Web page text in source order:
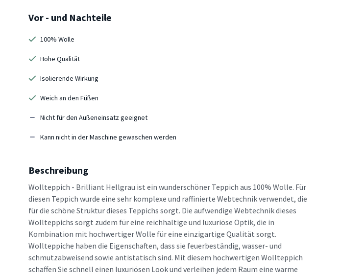
Vor - und Nachteile
100% Wolle
Hohe Qualität
Isolierende Wirkung
Weich an den Füßen
Nicht für den Außeneinsatz geeignet
Kann nicht in der Maschine gewaschen werden
Beschreibung
Wollteppich - Brilliant Hellgrau ist ein wunderschöner Teppich aus 100% Wolle. Für
diesen Teppich wurde eine sehr komplexe und raffinierte Webtechnik verwendet, die
für die schöne Struktur dieses Teppichs sorgt. Die aufwendige Webtechnik dieses
Wollteppichs sorgt zudem für eine reichhaltige und luxuriöse Optik, die in
Kombination mit hochwertiger Wolle für eine einzigartige Qualität sorgt.
Wollteppiche haben die Eigenschaften, dass sie feuerbeständig, wasser- und
schmutzabweisend sowie antistatisch sind. Mit diesem hochwertigen Wollteppich
schaffen Sie schnell einen luxuriösen Look und verleihen jedem Raum eine warme